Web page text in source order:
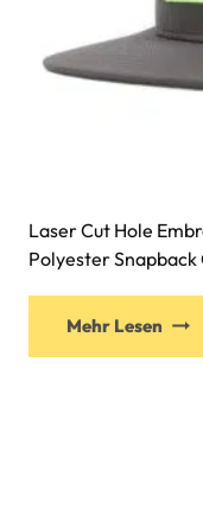
Laser Cut Hole
Polyester Snapback
Mehr Lesen